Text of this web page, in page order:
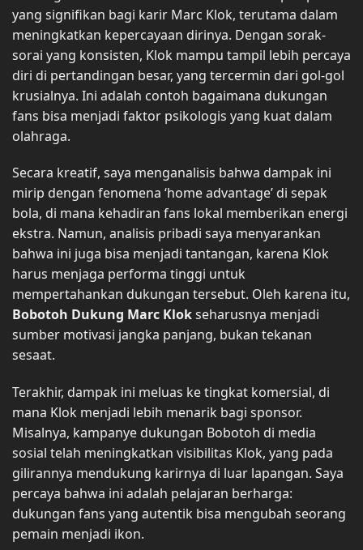
yang signifikan bagi karir Marc Klok, terutama dalam
meningkatkan kepercayaan dirinya. Dengan sorak-
sorai yang konsisten, Klok mampu tampil lebih percaya
diri di pertandingan besar, yang tercermin dari gol-gol
krusialnya. Ini adalah contoh bagaimana dukungan
fans bisa menjadi faktor psikologis yang kuat dalam
olahraga.
Secara kreatif, saya menganalisis bahwa dampak ini
mirip dengan fenomena ‘home advantage’ di sepak
bola, di mana kehadiran fans lokal memberikan energi
ekstra. Namun, analisis pribadi saya menyarankan
bahwa ini juga bisa menjadi tantangan, karena Klok
harus menjaga performa tinggi untuk
mempertahankan dukungan tersebut. Oleh karena itu,
Bobotoh Dukung Marc Klokseharusnya menjadi
sumber motivasi jangka panjang, bukan tekanan
sesaat.
Terakhir, dampak ini meluas ke tingkat komersial, di
mana Klok menjadi lebih menarik bagi sponsor.
Misalnya, kampanye dukungan Bobotoh di media
sosial telah meningkatkan visibilitas Klok, yang pada
gilirannya mendukung karirnya di luar lapangan. Saya
percaya bahwa ini adalah pelajaran berharga:
dukungan fans yang autentik bisa mengubah seorang
pemain menjadi ikon.